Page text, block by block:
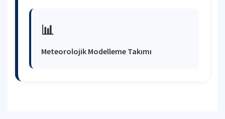
📊
Meteorolojik Modelleme Takımı